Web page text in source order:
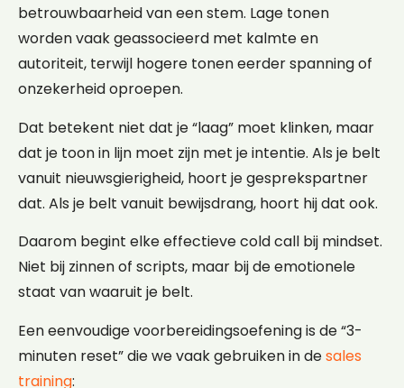
betrouwbaarheid van een stem. Lage tonen
worden vaak geassocieerd met kalmte en
autoriteit, terwijl hogere tonen eerder spanning of
onzekerheid oproepen.
Dat betekent niet dat je “laag” moet klinken, maar
dat je toon in lijn moet zijn met je intentie. Als je belt
vanuit nieuwsgierigheid, hoort je gesprekspartner
dat. Als je belt vanuit bewijsdrang, hoort hij dat ook.
Daarom begint elke effectieve cold call bij mindset.
Niet bij zinnen of scripts, maar bij de emotionele
staat van waaruit je belt.
Een eenvoudige voorbereidingsoefening is de “3-
minuten reset” die we vaak gebruiken in desales
training: